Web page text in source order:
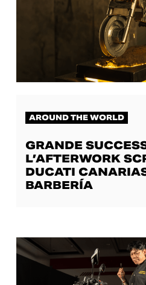
AROUND THE WORLD
GRANDE
L’AFTERWORK
DUCATI
BARBERÍA